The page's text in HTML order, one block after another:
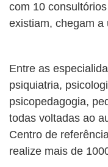
com 10
existiam, chegam a
Entre as
psiquiatria,
psicopedagogia,
todas voltadas ao
Centro de
realize mais de